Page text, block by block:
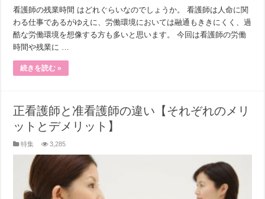
看護師の残業時間 はどれぐらいなのでしょうか。 看護師は人命に関
わる仕事であるがゆえに、労働環境においては融通もききにくく、過
酷な労働環境を想像する方も多いと思います。 今回は看護師の労働
時間や残業に …
続きを読む »
正看護師と准看護師の違い【それぞれのメリ
ットとデメリット】
特集 3,285